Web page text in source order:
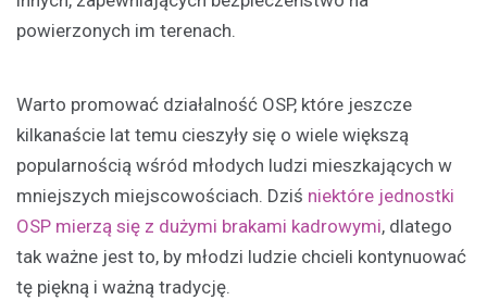
powierzonych im terenach.
Warto promować działalność OSP, które jeszcze
kilkanaście lat temu cieszyły się o wiele większą
popularnością wśród młodych ludzi mieszkających w
mniejszych miejscowościach. Dziś niektóre jednostki
OSP mierzą się z dużymi brakami kadrowymi, dlatego
tak ważne jest to, by młodzi ludzie chcieli kontynuować
tę piękną i ważną tradycję.